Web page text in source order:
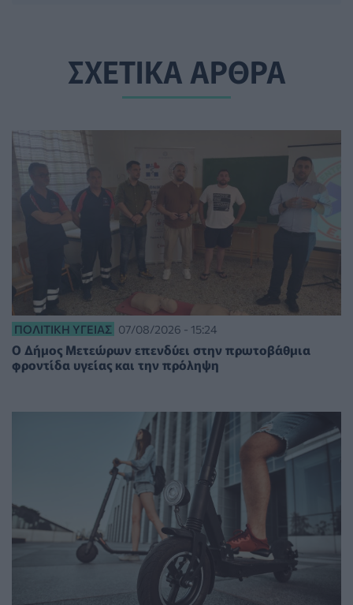
ΣΧΕΤΙΚΑ ΑΡΘΡΑ
ΠΟΛΙΤΙΚΉ ΥΓΕΊΑΣ 07/08/2026 - 15:24
Ο Δήμος Μετεώρων επενδύει στην πρωτοβάθμια
φροντίδα υγείας και την πρόληψη